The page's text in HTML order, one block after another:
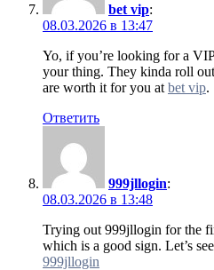
bet vip:
08.03.2026 в 13:47
Yo, if you’re looking for a
your thing. They kinda roll
are worth it for you at bet vip.
Ответить
999jllogin:
08.03.2026 в 13:48
Trying out 999jllogin for the
which is a good sign. Let’s
999jllogin